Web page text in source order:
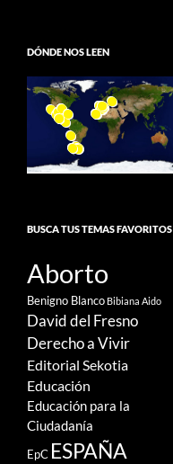
DÓNDE NOS LEEN
BUSCA TUS TEMAS FAVORITOS
Aborto
Benigno Blanco Bibiana Aido
David del Fresno
Derecho a Vivir
Editorial Sekotia
Educación
Educación para la
Ciudadanía
EpC ESPAÑA